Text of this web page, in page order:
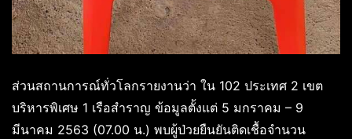
ส่วนสถานการณ์ทั่วโลกรายงานว่า ใน 102 ประเทศ 2 เขต
บริหารพิเศษ 1 เรือสำราญ ข้อมูลตั้งแต่ 5 มกราคม – 9
มีนาคม 2563 (07.00 น.) พบผู้ป่วยยืนยันติดเชื้อจำนวน